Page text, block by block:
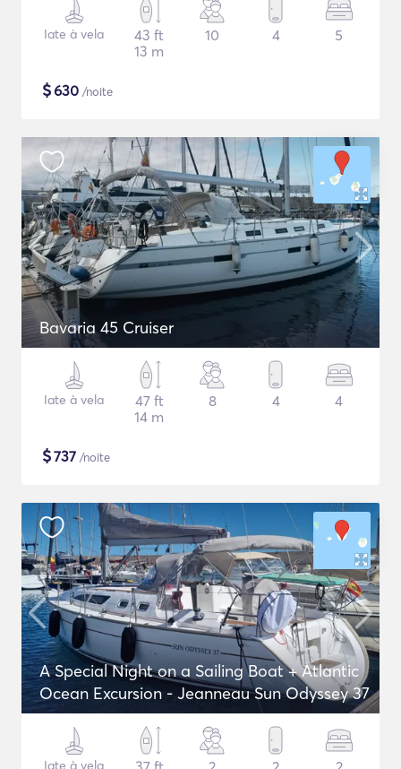
Iate à vela
43 ft
13 m
10 4 5
$630 /noite
Bavaria 45 Cruiser
Iate à vela
47 ft
14 m
8 4 4
$737 /noite
A Special Night on a Sailing Boat + Atlantic
Ocean Excursion - Jeanneau Sun Odyssey 37
Iate à vela